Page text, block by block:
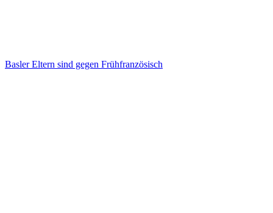
Basler Eltern sind gegen Frühfranzösisch